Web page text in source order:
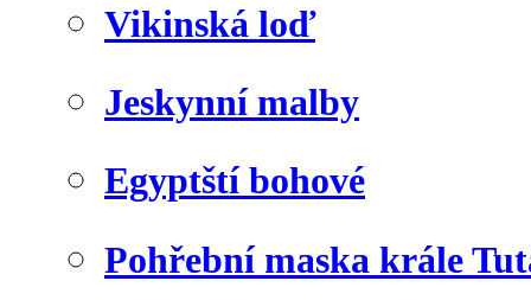
Vikinská loď
Jeskynní malby
Egyptští bohové
Pohřební maska krále